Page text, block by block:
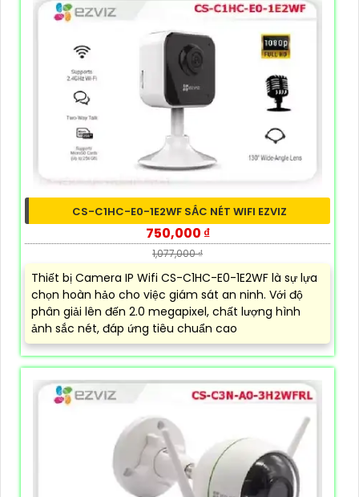
CS-C1HC-E0-1E2WF SẮC NÉT WIFI EZVIZ
750,000 ₫
1,077,000 ₫
Thiết bị Camera IP Wifi CS-C1HC-E0-1E2WF là sự lựa
chọn hoàn hảo cho việc giám sát an ninh. Với độ
phân giải lên đến 2.0 megapixel, chất lượng hình
ảnh sắc nét, đáp ứng tiêu chuẩn cao